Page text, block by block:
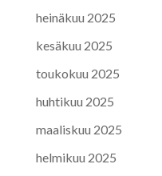
heinäkuu 2025
kesäkuu 2025
toukokuu 2025
huhtikuu 2025
maaliskuu 2025
helmikuu 2025